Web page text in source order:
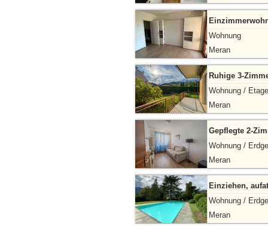
Wohnung
Meran
Ruhige 3-
Wohnung / Etage
Meran
Gepflegte 2-
Wohnung /
Meran
Einziehen,
Wohnung /
Meran